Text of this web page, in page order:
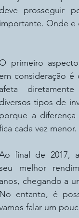
deve prosseguir
importante. Onde e
O primeiro
em consideração
afeta
diversos tipos de
porque a
cada vez
final de 2017,
melhor
anos, chegando a
No entanto, é
falar um